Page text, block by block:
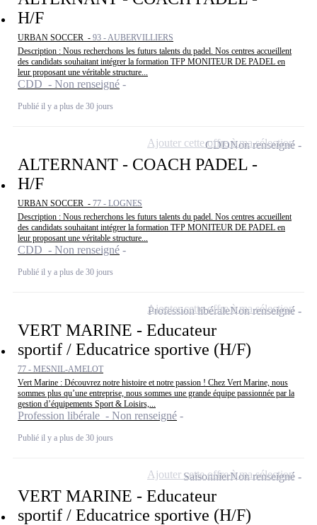
H/F
URBAN SOCCER - 93 - AUBERVILLIERS
Description : Nous recherchons les futurs talents du padel. Nos centres accueillent
des candidats souhaitant intégrer la formation TFP MONITEUR DE PADEL en
leur proposant une véritable structure...
CDD - Non renseigné
Publié il y a plus de 30 jours
ALTERNANT - COACH PADEL -
H/F
URBAN SOCCER - 77 - LOGNES
Description : Nous recherchons les futurs talents du padel. Nos centres accueillent
des candidats souhaitant intégrer la formation TFP MONITEUR DE PADEL en
leur proposant une véritable structure...
CDD - Non renseigné
Publié il y a plus de 30 jours
CDDNon renseigné
Ajouter cette offre à ma sélection
VERT MARINE - Educateur
sportif / Educatrice sportive (H/F)
77 - MESNIL-AMELOT
Vert Marine : Découvrez notre histoire et notre passion ! Chez Vert Marine, nous
sommes plus qu’une entreprise, nous sommes une grande équipe passionnée par la
gestion d’équipements Sport & Loisirs,...
Profession libérale - Non renseigné
Publié il y a plus de 30 jours
Profession libéraleNon renseigné
Ajouter cette offre à ma sélection
VERT MARINE - Educateur
sportif / Educatrice sportive (H/F)
SaisonnierNon renseigné
Ajouter cette offre à ma sélection